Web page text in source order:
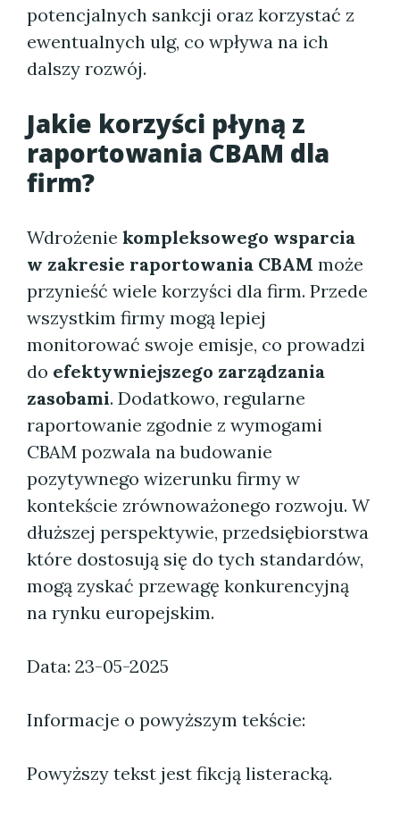
potencjalnych sankcji oraz korzystać z
ewentualnych ulg, co wpływa na ich
dalszy rozwój.
Jakie korzyści płyną z
raportowania CBAM dla
firm?
Wdrożenie kompleksowego wsparcia
w zakresie raportowania CBAM może
przynieść wiele korzyści dla firm. Przede
wszystkim firmy mogą lepiej
monitorować swoje emisje, co prowadzi
do efektywniejszego zarządzania
zasobami. Dodatkowo, regularne
raportowanie zgodnie z wymogami
CBAM pozwala na budowanie
pozytywnego wizerunku firmy w
kontekście zrównoważonego rozwoju. W
dłuższej perspektywie, przedsiębiorstwa
które dostosują się do tych standardów,
mogą zyskać przewagę konkurencyjną
na rynku europejskim.
Data: 23-05-2025
Informacje o powyższym tekście:
Powyższy tekst jest fikcją listeracką.